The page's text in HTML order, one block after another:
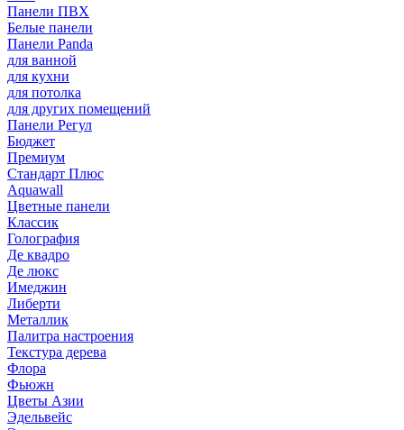
Панели ПВХ
Белые панели
Панели Panda
для ванной
для кухни
для потолка
для других помещений
Панели Регул
Бюджет
Премиум
Стандарт Плюс
Aquawall
Цветные панели
Классик
Голография
Де квадро
Де люкс
Имеджин
Либерти
Металлик
Палитра настроения
Текстура дерева
Флора
Фьюжн
Цветы Азии
Эдельвейс